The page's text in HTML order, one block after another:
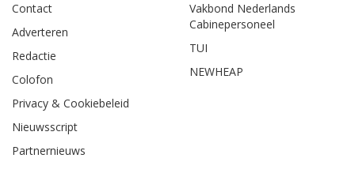
Contact
Adverteren
Redactie
Colofon
Privacy & Cookiebeleid
Nieuwsscript
Partnernieuws
Vakbond Nederlands
Cabinepersoneel
TUI
NEWHEAP